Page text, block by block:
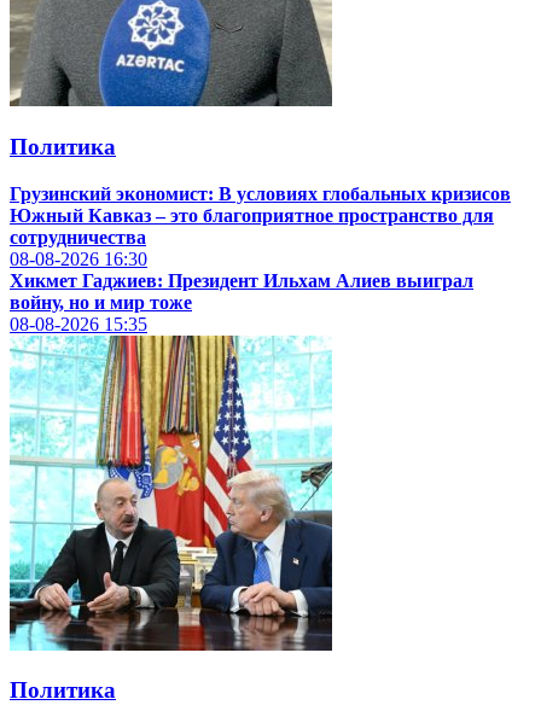
Политика
Грузинский экономист: В условиях глобальных кризисов
Южный Кавказ – это благоприятное пространство для
сотрудничества
08-08-2026 16:30
Хикмет Гаджиев: Президент Ильхам Алиев выиграл
войну, но и мир тоже
08-08-2026 15:35
Политика